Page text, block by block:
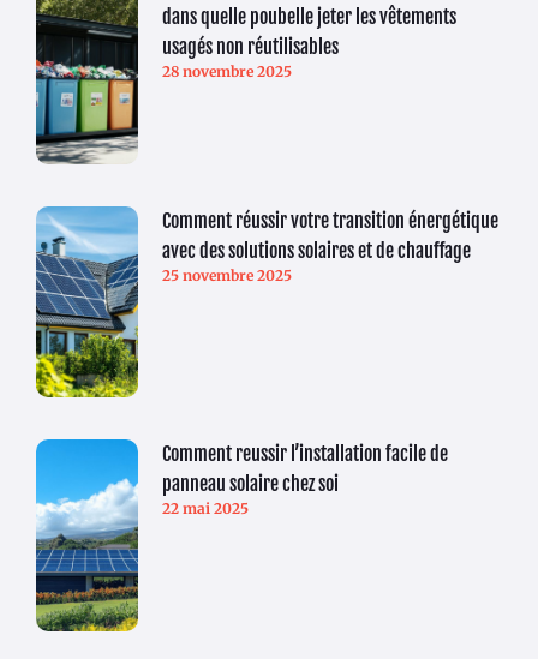
dans quelle poubelle jeter les vêtements
usagés non réutilisables
28 novembre 2025
Comment réussir votre transition énergétique
avec des solutions solaires et de chauffage
25 novembre 2025
Comment reussir l’installation facile de
panneau solaire chez soi
22 mai 2025